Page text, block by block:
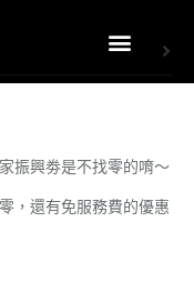
振興劵是不找零的唷～
，還有免服務費的優惠